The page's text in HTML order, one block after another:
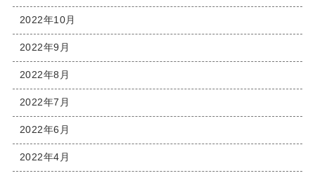
2022年10月
2022年9月
2022年8月
2022年7月
2022年6月
2022年4月